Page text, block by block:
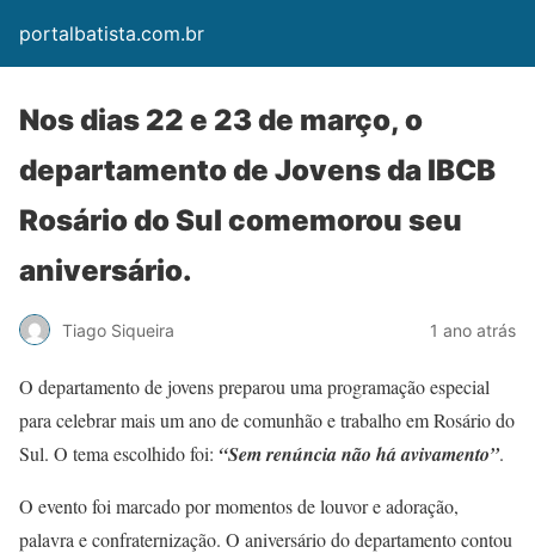
portalbatista.com.br
Nos dias 22 e 23 de março, o
departamento de Jovens da IBCB
Rosário do Sul comemorou seu
aniversário.
Tiago Siqueira 1 ano atrás
O departamento de jovens preparou uma programação especial
para celebrar mais um ano de comunhão e trabalho em Rosário do
Sul. O tema escolhido foi: “Sem renúncia não há avivamento”.
O evento foi marcado por momentos de louvor e adoração,
palavra e confraternização. O aniversário do departamento contou